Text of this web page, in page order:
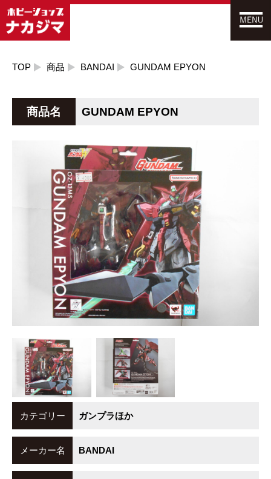
TOP 商品 BANDAI GUNDAM EPYON
商品名 GUNDAM EPYON
カテゴリー ガンプラほか
メーカー名 BANDAI